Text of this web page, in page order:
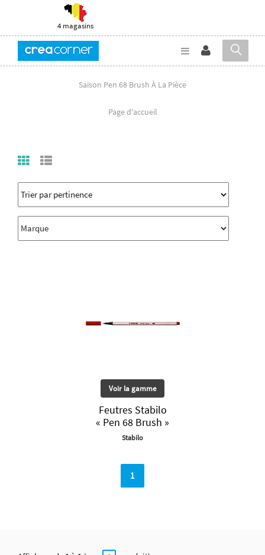
4 magasins
Saison Pen 68 Brush À La Pièce
Page d'accueil
Voir la gamme
Feutres Stabilo
« Pen 68 Brush »
Stabilo
1